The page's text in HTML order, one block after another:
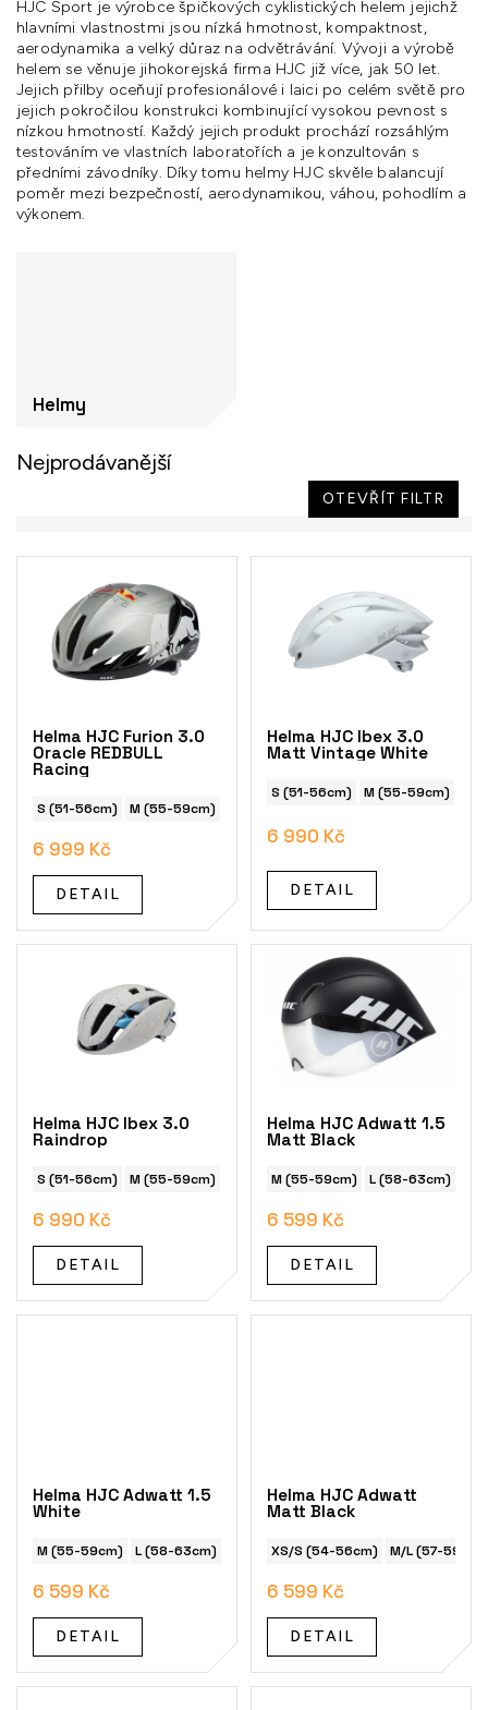
HJC Sport je výrobce špičkových cyklistických helem jejichž
hlavními vlastnostmi jsou nízká hmotnost, kompaktnost,
aerodynamika a velký důraz na odvětrávání. Vývoji a výrobě
helem se věnuje jihokorejská firma HJC již více, jak 50 let.
Jejich přilby oceňují profesionálové i laici po celém světě pro
jejich pokročilou konstrukci kombinující vysokou pevnost s
nízkou hmotností. Každý jejich produkt prochází rozsáhlým
testováním ve vlastních laboratořích a je konzultován s
předními závodníky. Díky tomu helmy HJC skvěle balancují
poměr mezi bezpečností, aerodynamikou, váhou, pohodlím a
výkonem.
Helmy
Nejprodávanější
OTEVŘÍT FILTR
V
Helma HJC Furion 3.0
Oracle REDBULL
Racing
S (51-56cm) M (55-59cm)
6 999 Kč
DETAIL
Helma HJC Ibex 3.0
Matt Vintage White
S (51-56cm) M (55-59cm)
6 990 Kč
DETAIL
Helma HJC Ibex 3.0
Raindrop
S (51-56cm) M (55-59cm) L (58-63cm)
6 990 Kč
DETAIL
Helma HJC Adwatt 1.5
Matt Black
M (55-59cm) L (58-63cm)
6 599 Kč
DETAIL
Helma HJC Adwatt 1.5
White
M (55-59cm) L (58-63cm) XS/S (51-56cm)
6 599 Kč
DETAIL
Helma HJC Adwatt
Matt Black
XS/S (54-56cm) M/L (57-59cm)
6 599 Kč
DETAIL